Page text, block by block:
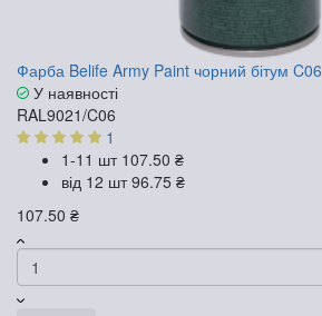
Фарба Belife Army Paint чорний бітум C06
У наявності
RAL9021/C06
1
1-11 шт 107.50 ₴
від 12 шт96.75 ₴
107.50 ₴